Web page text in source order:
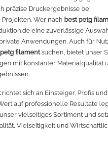
präzise Druckergebnisse bei
Wer nach best petg
eine zuverlässige
Anwendungen. Auch für
filamentsuchen, bietet unser
mit konstanter Materialqualität
richtet sich an Einsteiger, Profis und
auf professionelle Resultate
vielseitiges Sortiment und
Vielseitigkeit und